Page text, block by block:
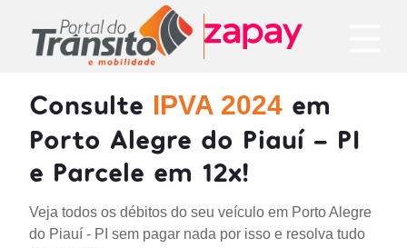
Consulte IPVA 2024 em
Porto Alegre do Piauí - PI
e Parcele em 12x!
Veja todos os débitos do seu veículo em Porto Alegre
do Piauí - PI sem pagar nada por isso e resolva tudo